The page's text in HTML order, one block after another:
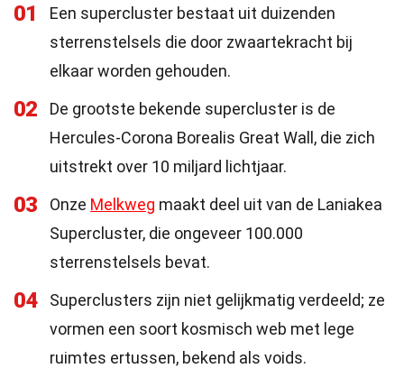
01
Een supercluster bestaat uit duizenden
sterrenstelsels die door zwaartekracht bij
elkaar worden gehouden.
02
De grootste bekende supercluster is de
Hercules-Corona Borealis Great Wall, die zich
uitstrekt over 10 miljard lichtjaar.
03 Onze Melkweg maakt deel uit van de Laniakea
Supercluster, die ongeveer 100.000
sterrenstelsels bevat.
04
Superclusters zijn niet gelijkmatig verdeeld; ze
vormen een soort kosmisch web met lege
ruimtes ertussen, bekend als voids.